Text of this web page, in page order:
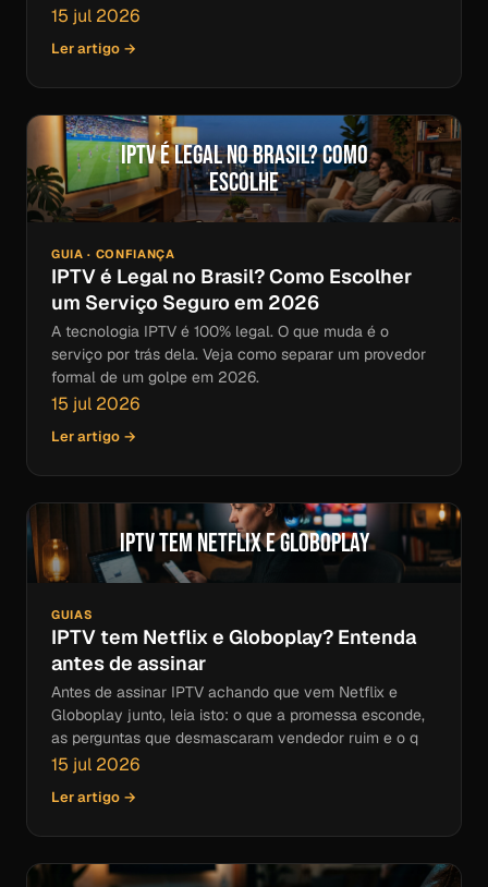
15 jul 2026
Ler artigo →
IPTV é Legal no Brasil? Como
Escolhe
GUIA · CONFIANÇA
IPTV é Legal no Brasil? Como Escolher
um Serviço Seguro em 2026
A tecnologia IPTV é 100% legal. O que muda é o
serviço por trás dela. Veja como separar um provedor
formal de um golpe em 2026.
15 jul 2026
Ler artigo →
IPTV tem Netflix e Globoplay
GUIAS
IPTV tem Netflix e Globoplay? Entenda
antes de assinar
Antes de assinar IPTV achando que vem Netflix e
Globoplay junto, leia isto: o que a promessa esconde,
as perguntas que desmascaram vendedor ruim e o q
15 jul 2026
Ler artigo →